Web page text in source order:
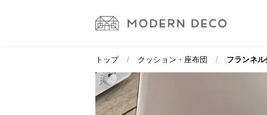
トップ クッション・座布団 フランネ